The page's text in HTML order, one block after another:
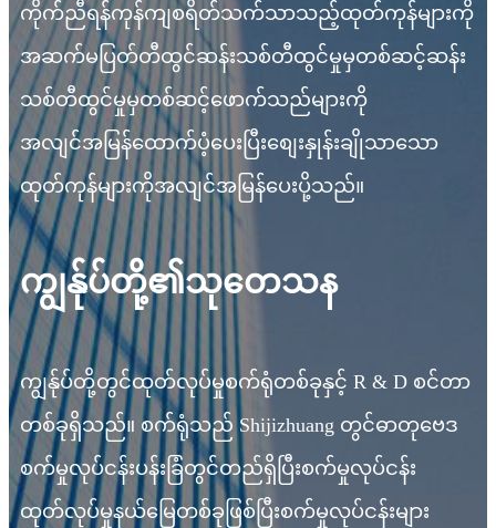
ကိုက်ညီရန်ကုန်ကျစရိတ်သက်သာသည့်ထုတ်ကုန်များကို
အဆက်မပြတ်တီထွင်ဆန်းသစ်တီထွင်မှုမှတစ်ဆင့်ဆန်း
သစ်တီထွင်မှုမှတစ်ဆင့်ဖောက်သည်များကို
အလျင်အမြန်ထောက်ပံ့ပေးပြီးစျေးနှုန်းချိုသာသော
ထုတ်ကုန်များကိုအလျင်အမြန်ပေးပို့သည်။
ကျွန်ုပ်တို့၏သုတေသန
ကျွန်ုပ်တို့တွင်ထုတ်လုပ်မှုစက်ရုံတစ်ခုနှင့် R & D စင်တာ
တစ်ခုရှိသည်။ စက်ရုံသည် Shijizhuang တွင်ဓာတုဗေဒ
စက်မှုလုပ်ငန်းပန်းခြံတွင်တည်ရှိပြီးစက်မှုလုပ်ငန်း
ထုတ်လုပ်မှုနယ်မြေတစ်ခုဖြစ်ပြီးစက်မှုလုပ်ငန်းများ